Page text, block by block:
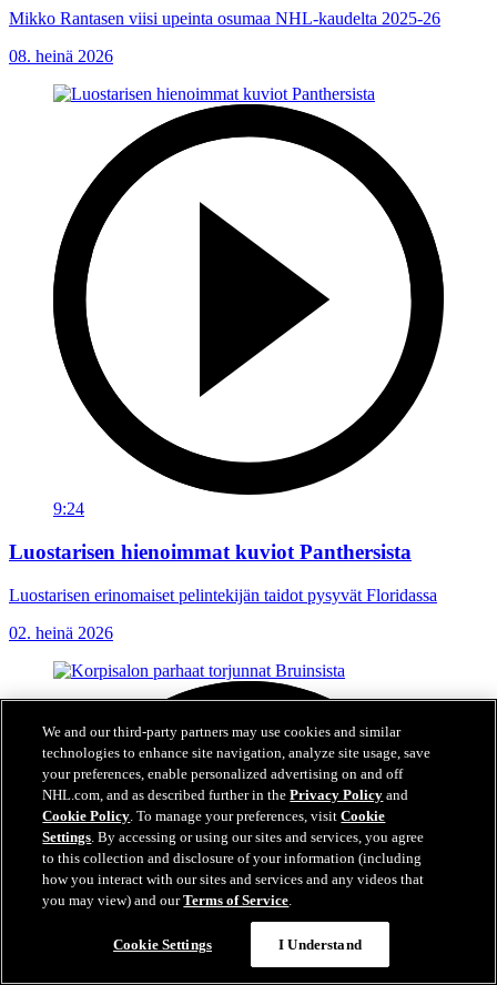
Mikko Rantasen viisi upeinta osumaa NHL-kaudelta 2025-26
08. heinä 2026
9:24
Luostarisen hienoimmat kuviot Panthersista
Luostarisen erinomaiset pelintekijän taidot pysyvät Floridassa
02. heinä 2026
We and our third-party partners may use cookies and similar
technologies to enhance site navigation, analyze site usage, save
your preferences, enable personalized advertising on and off
NHL.com, and as described further in thePrivacy Policy and
Cookie Policy. To manage your preferences, visitCookie
Settings. By accessing or using our sites and services, you agree
to this collection and disclosure of your information (including
how you interact with our sites and services and any videos that
you may view) and ourTerms of Service.
Cookie Settings I Understand